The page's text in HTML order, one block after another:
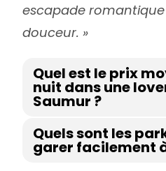
escapade
douceur. »
Quel est le prix
nuit dans une
Saumur ?
Quels sont les
garer facilement